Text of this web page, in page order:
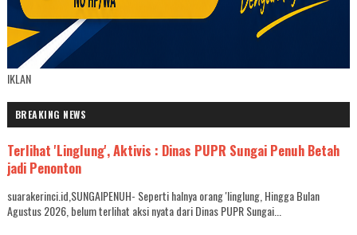
IKLAN
BREAKING NEWS
Terlihat 'Linglung', Aktivis : Dinas PUPR Sungai Penuh Betah
jadi Penonton
suarakerinci.id,SUNGAIPENUH- Seperti halnya orang 'linglung, Hingga Bulan
Agustus 2026, belum terlihat aksi nyata dari Dinas PUPR Sungai...